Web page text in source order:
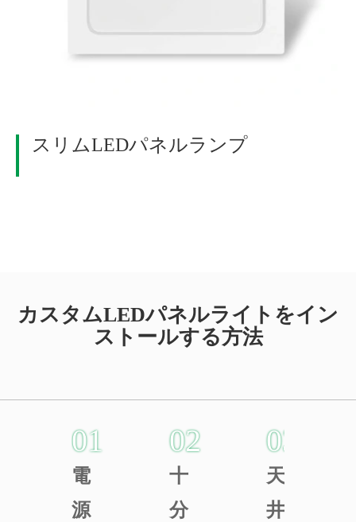
スリムLEDパネルランプ
カスタムLEDパネルライトをイン
ストールする方法
01
電
源
02
十
分
03
天
井